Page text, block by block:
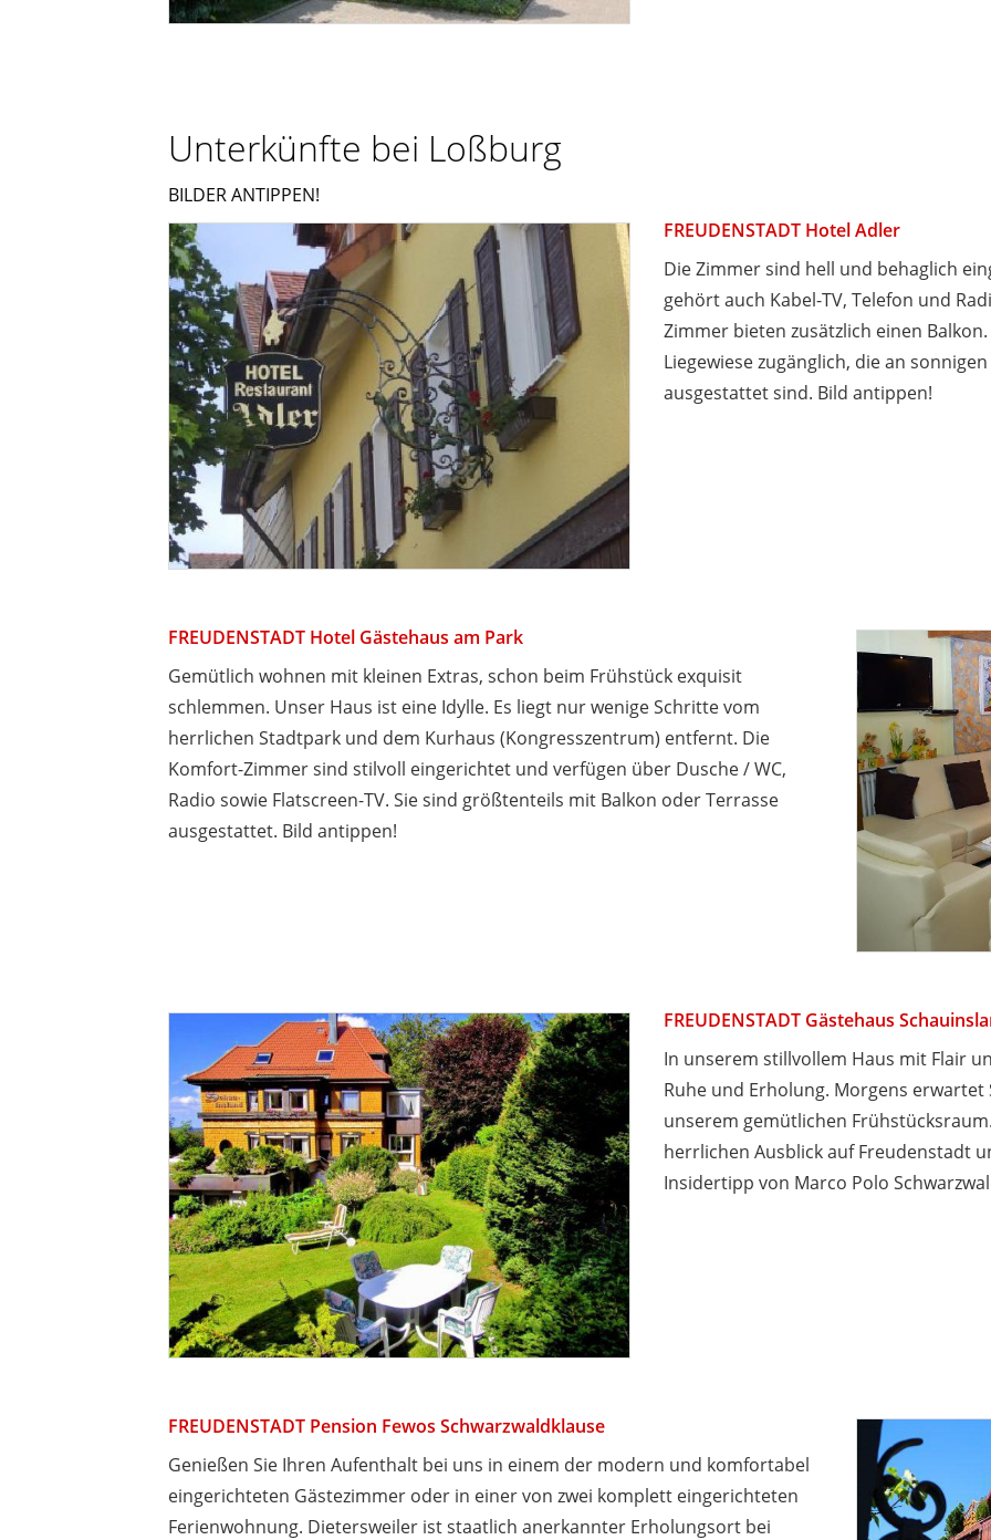
Unterkünfte bei Loßburg
BILDER ANTIPPEN!
FREUDENSTADT Hotel Adler
Die Zimmer sind hell und behaglich
gehört auch Kabel-TV, Telefon und
Zimmer bieten zusätzlich einen
Liegewiese zugänglich, die an
ausgestattet sind. Bild antippen!
FREUDENSTADT Hotel Gästehaus am Park
Gemütlich wohnen mit kleinen Extras, schon beim Frühstück exquisit
schlemmen. Unser Haus ist eine Idylle. Es liegt nur wenige Schritte vom
herrlichen Stadtpark und dem Kurhaus (Kongresszentrum) entfernt. Die
Komfort-Zimmer sind stilvoll eingerichtet und verfügen über Dusche / WC,
Radio sowie Flatscreen-TV. Sie sind größtenteils mit Balkon oder Terrasse
ausgestattet. Bild antippen!
FREUDENSTADT Gästehaus
In unserem stillvollem Haus mit Flair
Ruhe und Erholung. Morgens
unserem gemütlichen
herrlichen Ausblick auf Freudenstadt
Insidertipp von Marco Polo
FREUDENSTADT Pension Fewos Schwarzwaldklause
Genießen Sie Ihren Aufenthalt bei uns in einem der modern und komfortabel
eingerichteten Gästezimmer oder in einer von zwei komplett eingerichteten
Ferienwohnung. Dietersweiler ist staatlich anerkannter Erholungsort bei